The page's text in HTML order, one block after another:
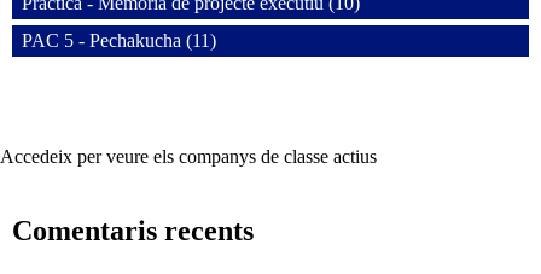
PAC 5 - Pechakucha (11)
Accedeix per veure els companys de classe actius
Comentaris recents